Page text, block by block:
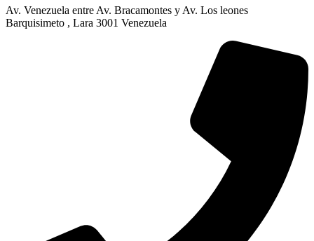
Av. Venezuela entre Av. Bracamontes y Av. Los leones
Barquisimeto , Lara 3001 Venezuela